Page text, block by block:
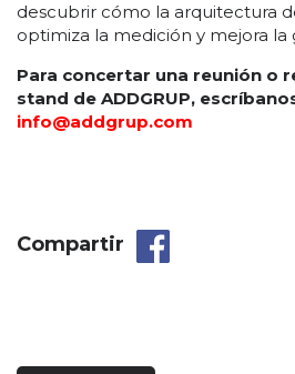
descubrir cómo la arquitectura
optimiza la medición y mejora la
Para concertar una reunión o
stand de ADDGRUP,
info@addgrup.com
Compartir